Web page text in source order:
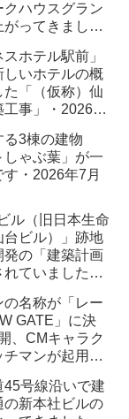
ハウスグラン
ってきまし
ホテル駅前」
しいホテルの概
「（仮称）仙
事」・2026年
3棟の建物
しゃぶ葉」が一
・2026年7月
ル（旧日本生命
台ビル）」跡地
発の「建築計画
ていました・
名称が「レー
GATE」に決
、CMキャラク
マンが起用さ
号線沿いで建
の新本社ビルの